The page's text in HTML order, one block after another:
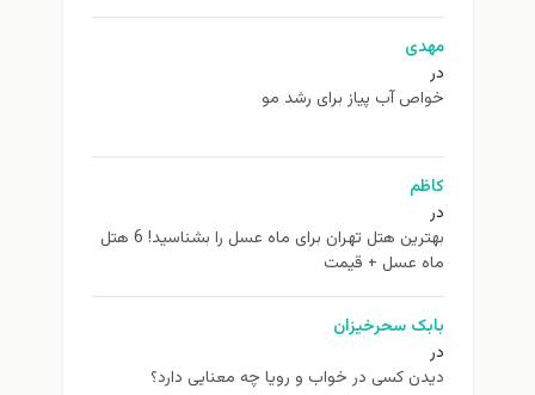
مهدی
در
خواص آب پیاز برای رشد مو
کاظم
در
بهترین هتل تهران برای ماه عسل را بشناسید! 6 هتل
ماه عسل + قیمت
بابک سحرخیزان
در
دیدن کسی در خواب و رویا چه معنایی دارد؟